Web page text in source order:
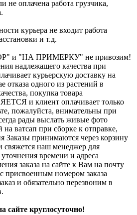
не оплачена работа грузчика,
курьера не входит работа
и т.д.
и "НА ПРИМЕРКУ" не привозим!
надлежащего качества при
курьерскую доставку на
отказа одного из растений в
покупка товара
и клиент оплачивает только
пожалуйста, внимательны при
рады выслать живые фото
ватсап при сборке к отправке,
Заказы принимаются через корзину
свяжется наш менеджер для
времени и адреса
заказа на сайте к Вам на почту
присвоенным номером заказа
и обязательно перезвоним в
сайте круглосуточно!